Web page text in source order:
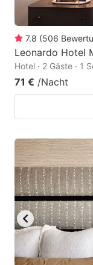
7.8 (506
Leonardo Hotel
Hotel · 2 Gäste · 1
71 € /Nacht